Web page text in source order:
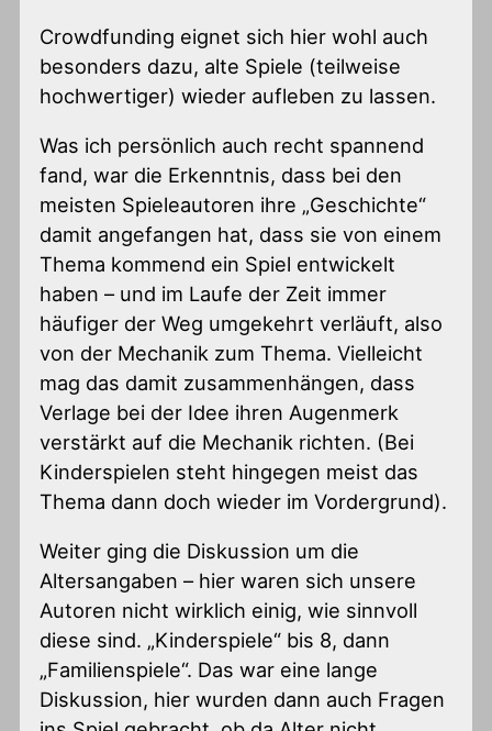
Crowdfunding eignet sich hier wohl auch
besonders dazu, alte Spiele (teilweise
hochwertiger) wieder aufleben zu lassen.
Was ich persönlich auch recht spannend
fand, war die Erkenntnis, dass bei den
meisten Spieleautoren ihre „Geschichte“
damit angefangen hat, dass sie von einem
Thema kommend ein Spiel entwickelt
haben – und im Laufe der Zeit immer
häufiger der Weg umgekehrt verläuft, also
von der Mechanik zum Thema. Vielleicht
mag das damit zusammenhängen, dass
Verlage bei der Idee ihren Augenmerk
verstärkt auf die Mechanik richten. (Bei
Kinderspielen steht hingegen meist das
Thema dann doch wieder im Vordergrund).
Weiter ging die Diskussion um die
Altersangaben – hier waren sich unsere
Autoren nicht wirklich einig, wie sinnvoll
diese sind. „Kinderspiele“ bis 8, dann
„Familienspiele“. Das war eine lange
Diskussion, hier wurden dann auch Fragen